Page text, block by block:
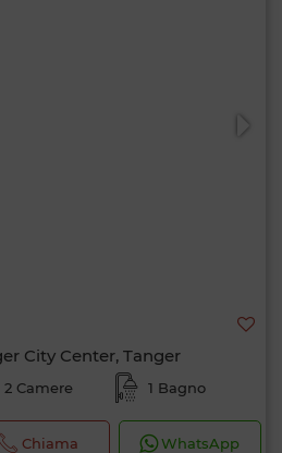
City Center, Tanger
2 Camere 1 Bagno
Chiama WhatsApp
0 / 500